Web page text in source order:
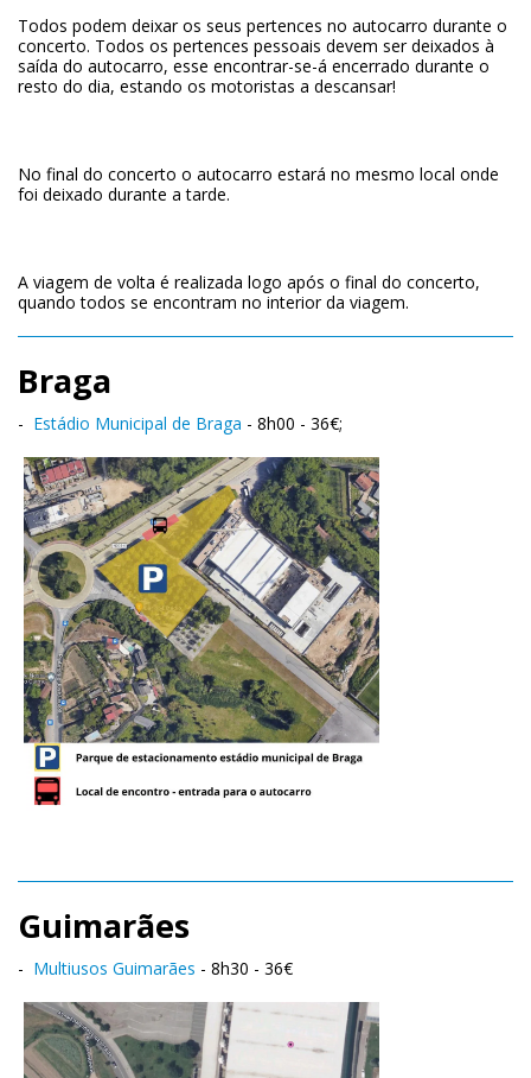
Todos podem deixar os seus pertences no autocarro durante o
concerto. Todos os pertences pessoais devem ser deixados à
saída do autocarro, esse encontrar-se-á encerrado durante o
resto do dia, estando os motoristas a descansar!
No final do concerto o autocarro estará no mesmo local onde
foi deixado durante a tarde.
A viagem de volta é realizada logo após o final do concerto,
quando todos se encontram no interior da viagem.
Braga
- Estádio Municipal de Braga - 8h00 - 36€;
Guimarães
- Multiusos Guimarães - 8h30 - 36€